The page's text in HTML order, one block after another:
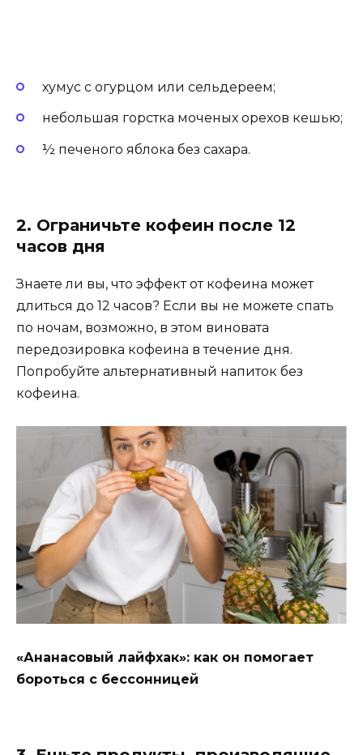
хумус с огурцом или сельдереем;
небольшая горстка моченых орехов кешью;
½ печеного яблока без сахара.
2. Ограничьте кофеин после 12
часов дня
Знаете ли вы, что эффект от кофеина может
длиться до 12 часов? Если вы не можете спать
по ночам, возможно, в этом виновата
передозировка кофеина в течение дня.
Попробуйте альтернативный напиток без
кофеина.
«Ананасовый лайфхак»: как он помогает
бороться с бессонницей